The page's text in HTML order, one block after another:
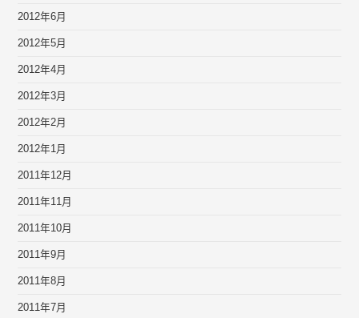
2012年6月
2012年5月
2012年4月
2012年3月
2012年2月
2012年1月
2011年12月
2011年11月
2011年10月
2011年9月
2011年8月
2011年7月